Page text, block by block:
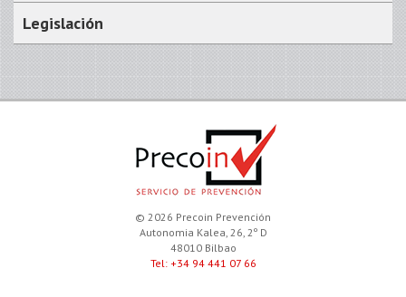
Legislación
© 2026 Precoin Prevención
Autonomia Kalea, 26, 2º D
48010 Bilbao
Tel: +34 94 441 07 66